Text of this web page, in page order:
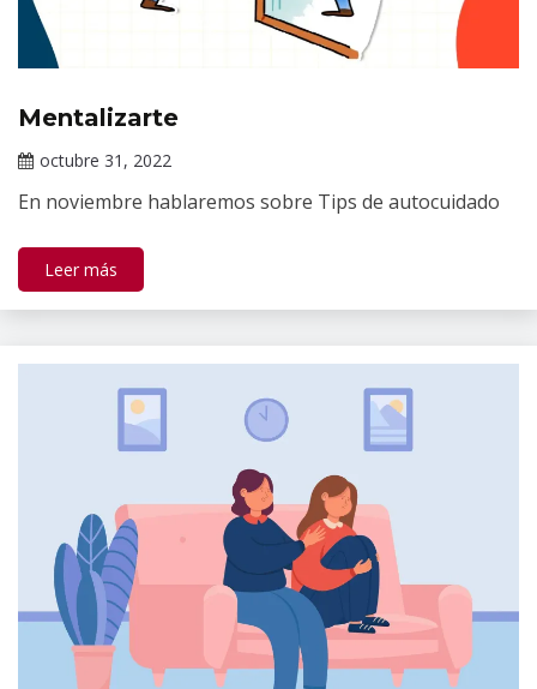
Información
Mentalizarte
octubre 31, 2022
Gallardo
En noviembre hablaremos sobre Tips de autocuidado
Leer más